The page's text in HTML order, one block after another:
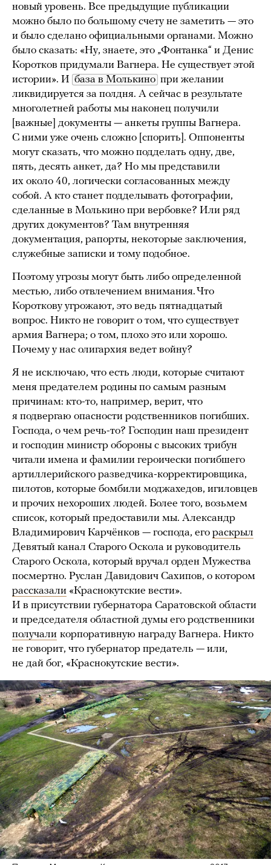
новый уровень. Все предыдущие публикации
можно было по большому счету не заметить — это
и было сделано официальными органами. Можно
было сказать: «Ну, знаете, это „Фонтанка“ и Денис
Коротков придумали Вагнера. Не существует этой
истории». И база в Молькино при желании
ликвидируется за полдня. А сейчас в результате
многолетней работы мы наконец получили
[важные] документы — анкеты группы Вагнера.
С ними уже очень сложно [спорить]. Оппоненты
могут сказать, что можно подделать одну, две,
пять, десять анкет, да? Но мы представили
их около 40, логически согласованных между
собой. А кто станет подделывать фотографии,
сделанные в Молькино при вербовке? Или ряд
других документов? Там внутренняя
документация, рапорты, некоторые заключения,
служебные записки и тому подобное.
Поэтому угрозы могут быть либо определенной
местью, либо отвлечением внимания. Что
Короткову угрожают, это ведь пятнадцатый
вопрос. Никто не говорит о том, что существует
армия Вагнера; о том, плохо это или хорошо.
Почему у нас олигархия ведет войну?
Я не исключаю, что есть люди, которые считают
меня предателем родины по самым разным
причинам: кто-то, например, верит, что
я подвергаю опасности родственников погибших.
Господа, о чем речь-то? Господин наш президент
и господин министр обороны с высоких трибун
читали имена и фамилии героически погибшего
артиллерийского разведчика-корректировщика,
пилотов, которые бомбили моджахедов, игиловцев
и прочих нехороших людей. Более того, возьмем
список, который предоставили мы. Александр
Владимирович Карчёнков — господа, его раскрыл
Девятый канал Старого Оскола и руководитель
Старого Оскола, который вручал орден Мужества
посмертно. Руслан Давидович Сахипов, о котором
рассказали «Краснокутские вести».
И в присутствии губернатора Саратовской области
и председателя областной думы его родственники
получали корпоративную награду Вагнера. Никто
не говорит, что губернатор предатель — или,
не дай бог, «Краснокутские вести».